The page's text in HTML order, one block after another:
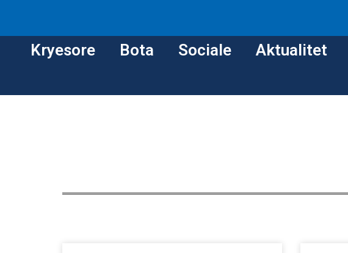
Kryesore Bota Sociale Aktualitet